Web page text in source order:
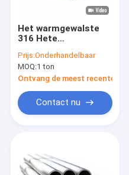
Het warmgewalste
316 Hete
Inox Buizenstelsel
van Roestvrij
staalpijp
Prijs:Onderhandelbaar
MOQ:1 ton
Ontvang de meest recente Prijs
Contact nu